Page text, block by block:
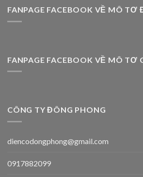
FANPAGE FACEBOOK VỀ MÔ TƠ
FANPAGE FACEBOOK VỀ MÔ TƠ
CÔNG TY ĐÔNG PHONG
diencodongphong@gmail.com
0917882099